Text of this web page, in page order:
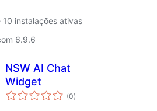
10 instalações ativas
6.9.6
NSW AI Chat
Widget
(0avaliações
totais
)